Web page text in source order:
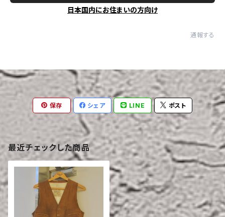
日本国内にお住まいの方向け
通報する
保存 シェア LINE ポスト
最近チェックした商品